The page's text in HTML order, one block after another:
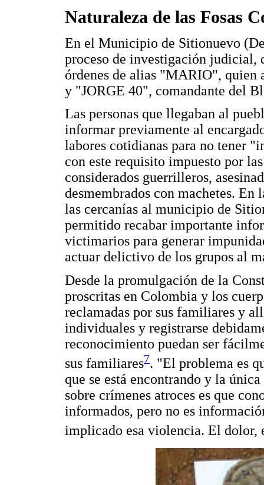
Naturaleza de las Fosas
En el Municipio de Sitionuevo
proceso de investigación judicial,
órdenes de alias "MARIO", quien
y "JORGE 40", comandante del
Las personas que llegaban al
informar previamente al
labores cotidianas para no tener
con este requisito impuesto por
considerados guerrilleros,
desmembrados con machetes. En
las cercanías al municipio de
permitido recabar importante
victimarios para generar
actuar delictivo de los grupos al
Desde la promulgación de la
proscritas en Colombia y los
reclamadas por sus familiares y
individuales y registrarse
reconocimiento puedan ser
sus familiares7. "El problema es
que se está encontrando y la
sobre crímenes atroces es que
informados, pero no es
implicado esa violencia. El dolor,